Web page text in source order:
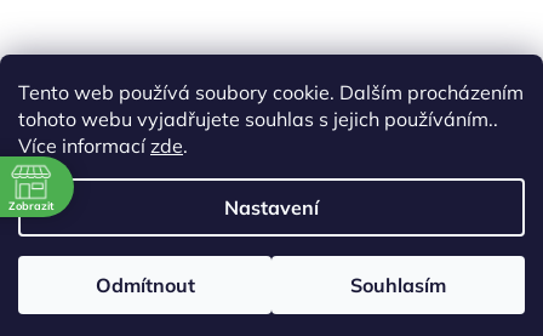
Tento web používá soubory cookie. Dalším procházením
tohoto webu vyjadřujete souhlas s jejich používáním..
Více informacízde.
Nastavení
Odmítnout Souhlasím
Vytvořil Shoptet
Zobrazit